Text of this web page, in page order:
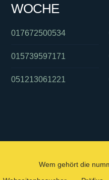
WOCHE
017672500534
015739597171
051213061221
Wem gehört die